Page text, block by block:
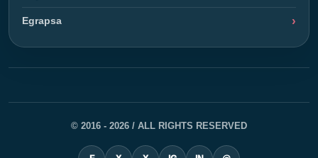
Egrapsa
© 2016 - 2026 / ALL RIGHTS RESERVED